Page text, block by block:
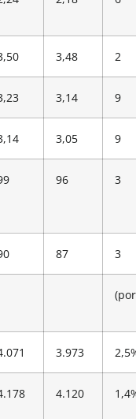
3,48 2
3,14 9
3,05 9
96 3
87 3
3.973
4.120